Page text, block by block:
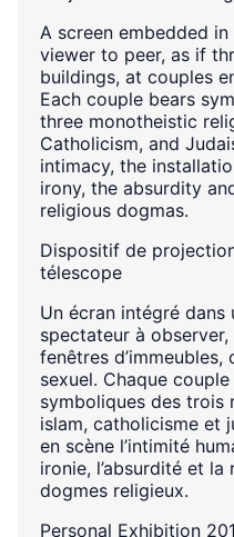
A screen embedded
viewer to peer, as if
buildings, at couples
Each couple bears
three monotheistic
Catholicism, and
intimacy, the
irony, the absurdity
religious dogmas.
Dispositif de
télescope
Un écran intégré
spectateur à
fenêtres
sexuel. Chaque
symboliques des
islam, catholicisme et
en scène l’intimité
ironie, l’absurdité et
dogmes religieux.
Personal Exhibition